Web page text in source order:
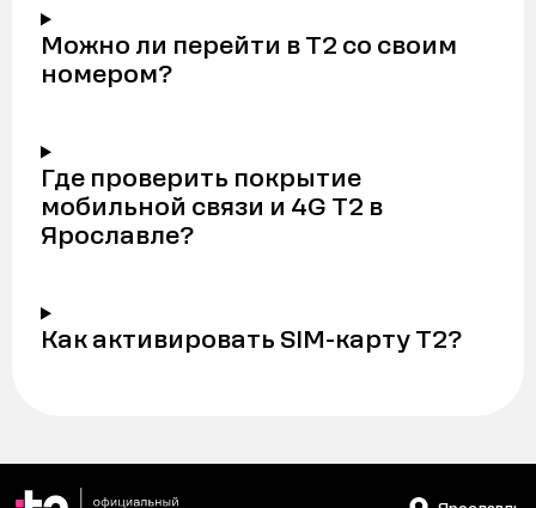
Можно ли перейти в Т2 со своим
номером?
Где проверить покрытие
мобильной связи и 4G Т2 в
Ярославле?
Как активировать SIM-карту Т2?